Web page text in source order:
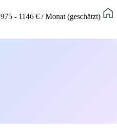
975 - 1146 € / Monat (geschätzt)